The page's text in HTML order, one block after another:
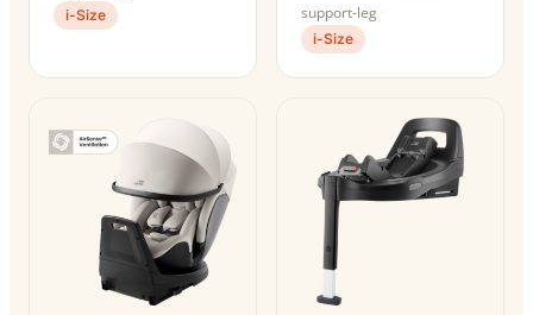
i-Size
support-leg
i-Size